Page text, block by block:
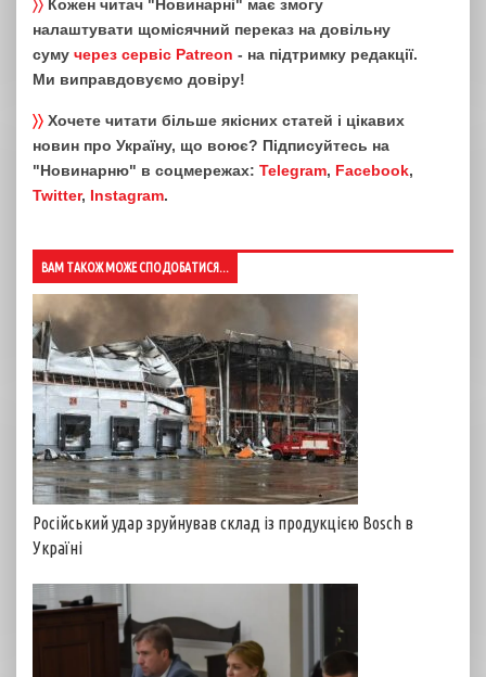
〉〉 Кожен читач "Новинарні" має змогу
налаштувати щомісячний переказ на довільну
суму через сервіс Patreon - на підтримку редакції.
Ми виправдовуємо довіру!
〉〉 Хочете читати більше якісних статей і цікавих
новин про Україну, що воює? Підписуйтесь на
"Новинарню" в соцмережах: Telegram, Facebook,
Twitter, Instagram.
ВАМ ТАКОЖ МОЖЕ СПОДОБАТИСЯ...
Російський удар зруйнував склад із продукцією Bosch в
Україні